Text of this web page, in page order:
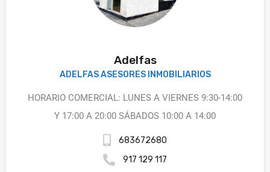
Adelfas
ADELFAS ASESORES INMOBILIARIOS
HORARIO COMERCIAL: LUNES A VIERNES 9:30-14:00
Y 17:00 A 20:00 SÁBADOS 10:00 A 14:00
683672680
917 129 117